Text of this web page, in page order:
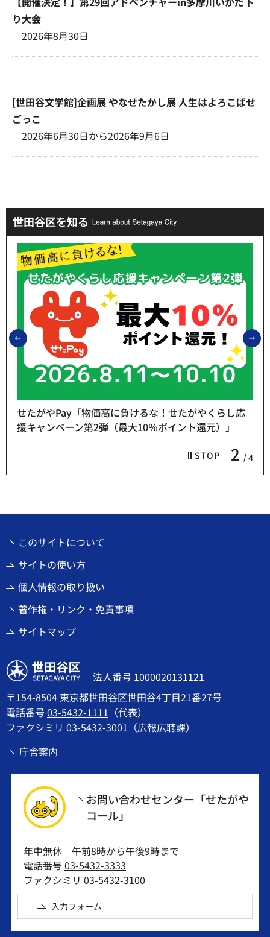
り大会
2026年8月30日
[世田谷文学館]企画展 やなせたかし展 人生はよろこばせ
ごっこ
2026年6月30日から2026年9月6日
世田谷区を知る
前のスライドを表示
STOP 2 4
せたがやPay「物価高に負けるな！せたがやくらし応
援キャンペーン第2弾（最大10％ポイント還元）」
このサイトについて
サイトの使い方
個人情報の取り扱い
著作権・リンク・免責事項
サイトマップ
世田谷区
法人番号 1000020131121
〒154-8504 東京都世田谷区世田谷4丁目21番27号
電話番号03-5432-1111 （代表）
ファクシミリ 03-5432-3001（広報広聴課）
庁舎案内
お問い合わせセンター「せたがや
コール」
年中無休 午前8時から午後9時まで
電話番号03-5432-3333
ファクシミリ 03-5432-3100
入力フォーム